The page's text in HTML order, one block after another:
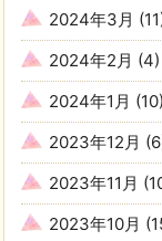
2024年3月
2024年2月 (4)
2024年1月 (10)
2023年12月
2023年11月
2023年10月